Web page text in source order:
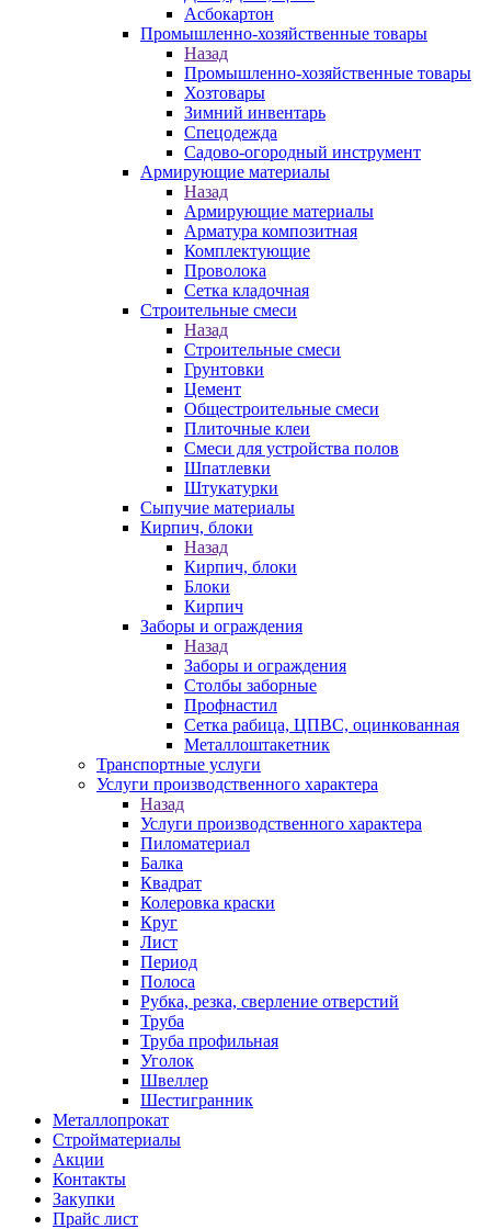
Асбокартон
Промышленно-хозяйственные товары
Назад
Промышленно-хозяйственные товары
Хозтовары
Зимний инвентарь
Спецодежда
Садово-огородный инструмент
Армирующие материалы
Назад
Армирующие материалы
Арматура композитная
Комплектующие
Проволока
Сетка кладочная
Строительные смеси
Назад
Строительные смеси
Грунтовки
Цемент
Общестроительные смеси
Плиточные клеи
Смеси для устройства полов
Шпатлевки
Штукатурки
Сыпучие материалы
Кирпич, блоки
Назад
Кирпич, блоки
Блоки
Кирпич
Заборы и ограждения
Назад
Заборы и ограждения
Столбы заборные
Профнастил
Сетка рабица, ЦПВС, оцинкованная
Металлоштакетник
Транспортные услуги
Услуги производственного характера
Назад
Услуги производственного характера
Пиломатериал
Балка
Квадрат
Колеровка краски
Круг
Лист
Период
Полоса
Рубка, резка, сверление отверстий
Труба
Труба профильная
Уголок
Швеллер
Шестигранник
Металлопрокат
Стройматериалы
Акции
Контакты
Закупки
Прайс лист